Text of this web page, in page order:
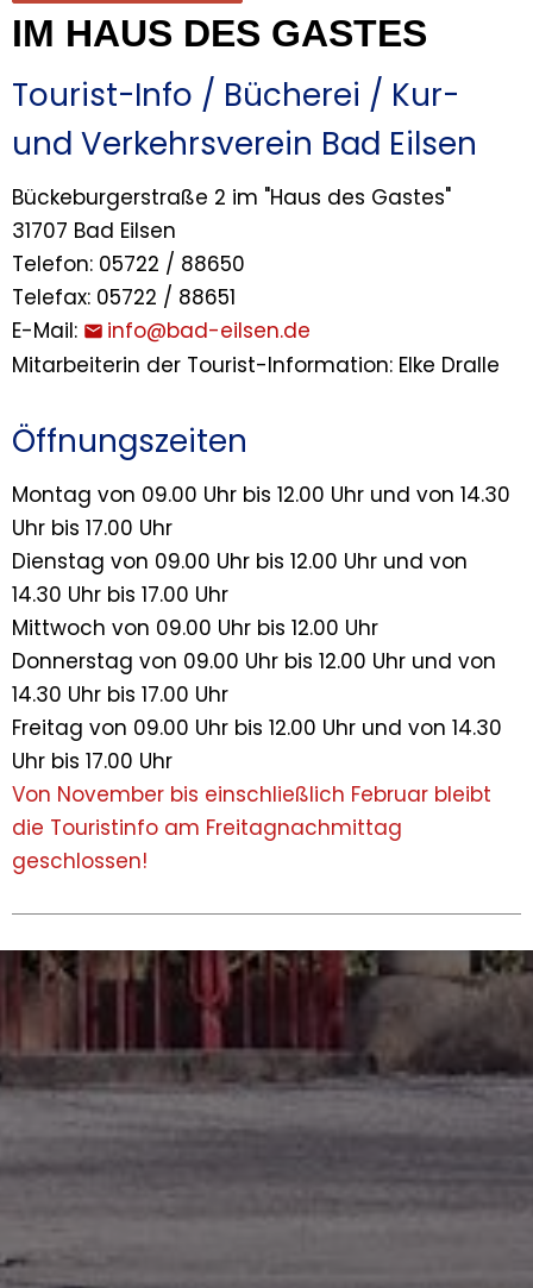
IM HAUS DES GASTES
Tourist-Info / Bücherei / Kur-
und Verkehrsverein Bad Eilsen
Bückeburgerstraße 2 im "Haus des Gastes"
31707 Bad Eilsen
Telefon: 05722 / 88650
Telefax: 05722 / 88651
E-Mail:
info@bad-eilsen.de
Mitarbeiterin der Tourist-Information: Elke Dralle
Öffnungszeiten
Montag von 09.00 Uhr bis 12.00 Uhr und von 14.30
Uhr bis 17.00 Uhr
Dienstag von 09.00 Uhr bis 12.00 Uhr und von
14.30 Uhr bis 17.00 Uhr
Mittwoch von 09.00 Uhr bis 12.00 Uhr
Donnerstag von 09.00 Uhr bis 12.00 Uhr und von
14.30 Uhr bis 17.00 Uhr
Freitag von 09.00 Uhr bis 12.00 Uhr und von 14.30
Uhr bis 17.00 Uhr
Von November bis einschließlich Februar bleibt
die Touristinfo am Freitagnachmittag
geschlossen!